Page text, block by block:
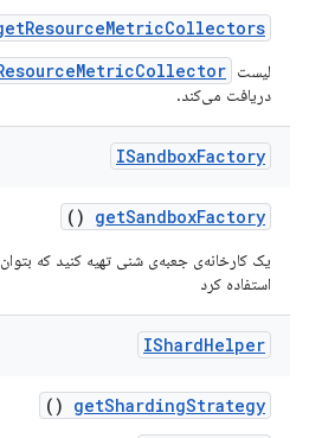
ResourceMetricCollectors
لیست
دریافت می‌کند.
ISandboxFactory
getSandboxFactory
()
یک کارخانه‌ی جعبه‌ی شنی تهیه کنید که
استفاده کرد
IShardHelper
getShardingStrategy
()